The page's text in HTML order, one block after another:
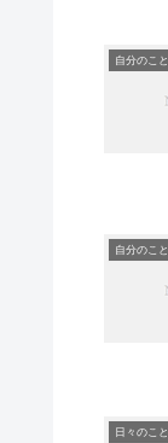
自分のこと
自分のこと
日々のこと